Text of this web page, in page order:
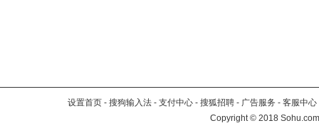
设置首页 - 搜狗输入法 - 支付中心 - 搜狐招聘 - 广告服务 - 客服中心
Copyright©2018